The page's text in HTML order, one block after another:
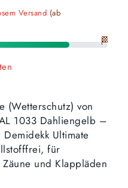
Versand (ab
🏁
(Wetterschutz) von
1033 Dahliengelb –
Ultimate
für
und Klappläden